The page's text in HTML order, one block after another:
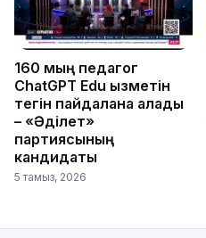
160 мың педагог
ChatGPT Edu қызметін
тегін пайдалана алады
– «Әділет»
партиясының
кандидаты
5 тамыз, 2026